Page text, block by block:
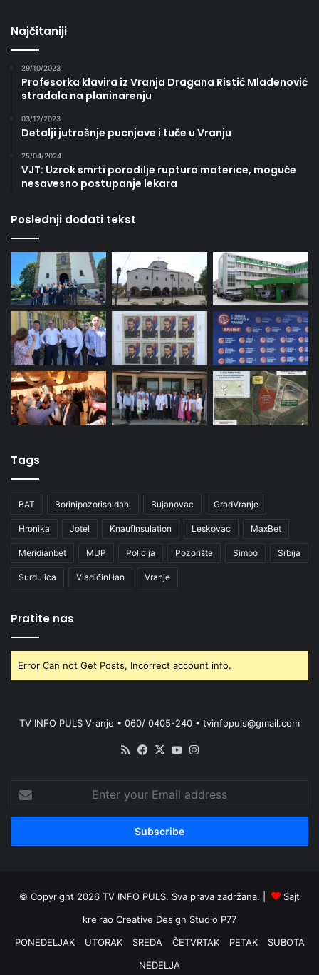
Najčitaniji
29/10/2023
Profesorka klavira iz Vranja Dragana Ristić Mladenović
stradala na planinarenju
03/12/2023
Detalji jutrošnje pucnjave i tuče u Vranju
25/04/2024
VJT: Uzrok smrti porodilje ruptura materice, moguće
nesavesno postupanje lekara
Poslednji dodati tekst
Tags
BAT Borinipozorisnidani Bujanovac GradVranje
Hronika Jotel KnaufInsulation Leskovac MaxBet
Meridianbet MUP Policija Pozorište Simpo Srbija
Surdulica VladičinHan Vranje
Pratite nas
Error Can not Get Posts, Incorrect account info.
TV INFO PULS Vranje • 060/ 0405-240 • tvinfopuls@gmail.com
RSS Facebook
X YouTube
your
Email
© Copyright 2026 TV INFO PULS. Sva prava zadržana. |
Sajt
kreirao Creative Design Studio P77
PONEDELJAK
UTORAK SREDA ČETVRTAK PETAK
SUBOTA
NEDELJA